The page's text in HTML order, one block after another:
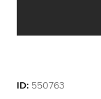
ID: 550763